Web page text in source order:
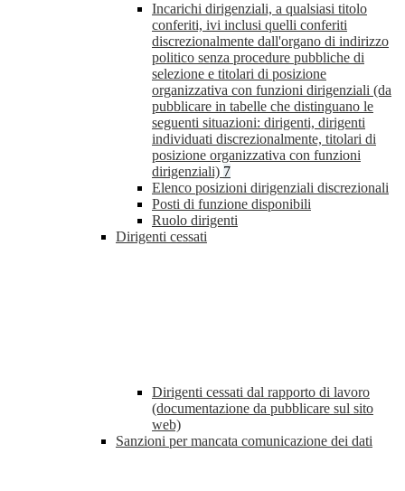
Incarichi dirigenziali, a qualsiasi titolo
conferiti, ivi inclusi quelli conferiti
discrezionalmente dall'organo di indirizzo
politico senza procedure pubbliche di
selezione e titolari di posizione
organizzativa con funzioni dirigenziali (da
pubblicare in tabelle che distinguano le
seguenti situazioni: dirigenti, dirigenti
individuati discrezionalmente, titolari di
posizione organizzativa con funzioni
dirigenziali) 7
Elenco posizioni dirigenziali discrezionali
Posti di funzione disponibili
Ruolo dirigenti
Dirigenti cessati
Dirigenti cessati dal rapporto di lavoro
(documentazione da pubblicare sul sito
web)
Sanzioni per mancata comunicazione dei dati